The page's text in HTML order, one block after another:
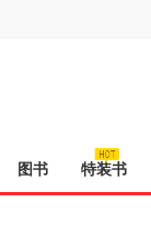
图书 特装书